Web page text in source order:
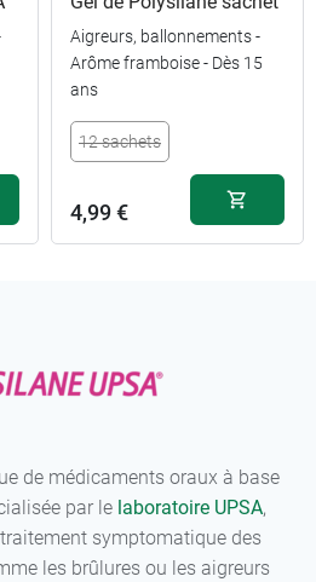
Aigreurs, ballonnements -
Arôme framboise - Dès 15
ans
12 sachets
4,99 €
de médicaments oraux à base
par le laboratoire UPSA,
symptomatique des
les brûlures ou les aigreurs